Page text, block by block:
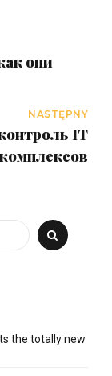
они
NASTĘPNY
IT
комплексов
the totally new